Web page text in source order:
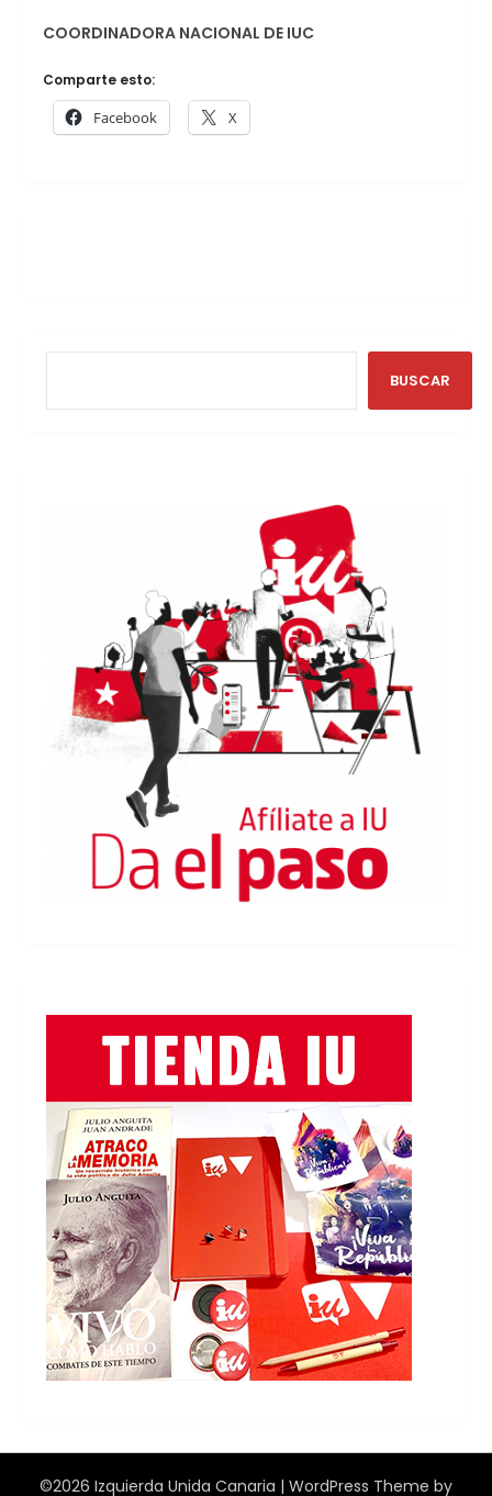
COORDINADORA NACIONAL DE IUC
Comparte esto:
Facebook X
BUSCAR
©2026 Izquierda Unida Canaria | WordPress Theme by